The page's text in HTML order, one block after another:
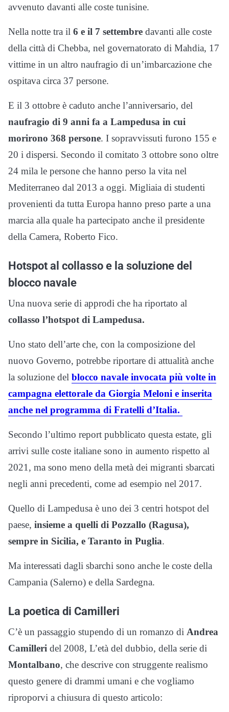
avvenuto davanti alle coste tunisine.
Nella notte tra il 6 e il 7 settembre davanti alle coste
della città di Chebba, nel governatorato di Mahdia, 17
vittime in un altro naufragio di un’imbarcazione che
ospitava circa 37 persone.
E il 3 ottobre è caduto anche l’anniversario, del
naufragio di 9 anni fa a Lampedusa in cui
morirono 368 persone. I sopravvissuti furono 155 e
20 i dispersi. Secondo il comitato 3 ottobre sono oltre
24 mila le persone che hanno perso la vita nel
Mediterraneo dal 2013 a oggi. Migliaia di studenti
provenienti da tutta Europa hanno preso parte a una
marcia alla quale ha partecipato anche il presidente
della Camera, Roberto Fico.
Hotspot al collasso e la soluzione del
blocco navale
Una nuova serie di approdi che ha riportato al
collasso l’hotspot di Lampedusa.
Uno stato dell’arte che, con la composizione del
nuovo Governo, potrebbe riportare di attualità anche
la soluzione del blocco navale invocata più volte in
campagna elettorale da Giorgia Meloni e inserita
anche nel programma di Fratelli d’Italia.
Secondo l’ultimo report pubblicato questa estate, gli
arrivi sulle coste italiane sono in aumento rispetto al
2021, ma sono meno della metà dei migranti sbarcati
negli anni precedenti, come ad esempio nel 2017.
Quello di Lampedusa è uno dei 3 centri hotspot del
paese, insieme a quelli di Pozzallo (Ragusa),
sempre in Sicilia, e Taranto in Puglia.
Ma interessati dagli sbarchi sono anche le coste della
Campania (Salerno) e della Sardegna.
La poetica di Camilleri
C’è un passaggio stupendo di un romanzo di Andrea
Camilleri del 2008, L’età del dubbio, della serie di
Montalbano, che descrive con struggente realismo
questo genere di drammi umani e che vogliamo
riproporvi a chiusura di questo articolo: